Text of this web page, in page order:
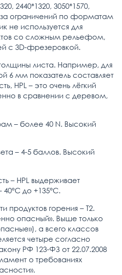
2440*1320, 3050*1570,
ограничений по форматам
не используется для
со сложным рельефом,
с 3D-фрезеровкой.
листа. Например, для
6 мм показатель составляет
HPL – это очень лёгкий
в сравнении с деревом,
– более 40 N. Высокий
– 4-5 баллов. Высокий
– HPL выдерживает
до +135°C.
продуктов горения – Т2.
опасный». Выше только
а всего классов
четыре согласно
РФ 123-ФЗ от 22.07.2008
о требованиях